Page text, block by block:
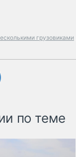
грузовиками
по теме